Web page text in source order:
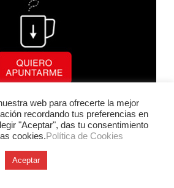
web para ofrecerte la mejor
recordando tus preferencias en
"Aceptar", das tu consentimiento
cookies.Política de Cookies
Aceptar